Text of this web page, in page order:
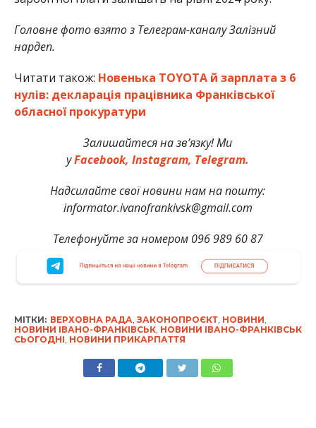
Головне фото взято з Телеграм-каналу Залізний
нардеп.
Читати також: Новенька TOYOTA й зарплата з 6
нулів: декларація працівника Франківської
обласної прокуратури
Залишайтеся на зв’язку! Ми
уFacebook, Instagram, Telegram.
Надсилайте свої новини нам на пошту:
informator.ivanofrankivsk@gmail.com
Телефонуйте за номером 096 989 60 87
МІТКИ: ВЕРХОВНА РАДА ЗАКОНОПРОЄКТ, НОВИНИ
НОВИНИ ІВАНО-ФРАНКІВСЬК, НОВИНИ ІВАНО-ФРАНКІВСЬК
СЬОГОДНІ НОВИНИ ПРИКАРПАТТЯ